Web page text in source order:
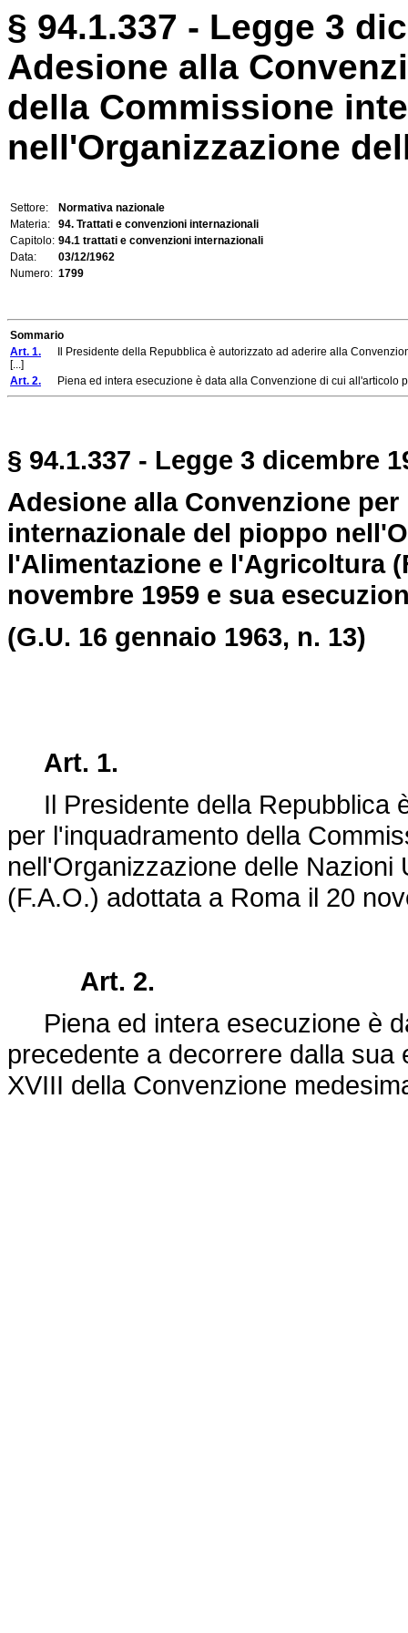
§ 94.1.337 - Legge 3
Adesione alla
della Commissione
nell'Organizzazione
Settore:
Normativa nazionale
Materia:
94. Trattati e convenzioni internazionali
Capitolo: 94.1 trattati e convenzioni internazionali
Data:
03/12/1962
Numero: 1799
Sommario
Art. 1. Il Presidente della Repubblica è autorizzato ad aderire alla
[...]
Art. 2. Piena ed intera esecuzione è data alla Convenzione di cui all'articolo
§ 94.1.337 - Legge 3 dicembre
Adesione alla Convenzione
internazionale del pioppo
l'Alimentazione e l'Agricoltura
novembre 1959 e sua
(G.U. 16 gennaio 1963, n. 13)
Art. 1.
Il Presidente della Repubblica
per l'inquadramento della
nell'Organizzazione delle
(F.A.O.) adottata a Roma il 20
Art. 2.
Piena ed intera esecuzione è
precedente a decorrere dalla
XVIII della Convenzione